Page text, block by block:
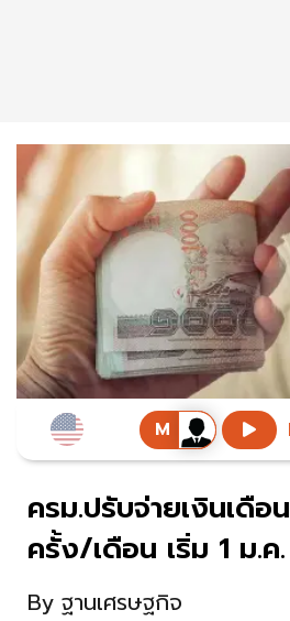
ครม.ปรับจ่ายเงินเดือ
ครั้ง/เดือน เริ่ม 1 ม.ค
By ฐานเศรษฐกิจ